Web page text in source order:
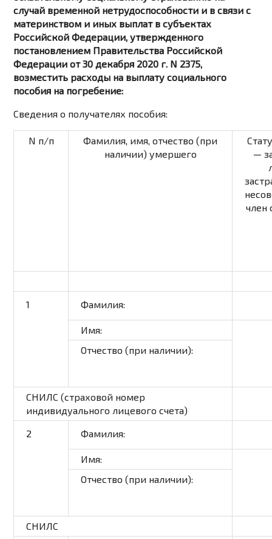
случай временной нетрудоспособности и в связи с
материнством и иных выплат в субъектах
Российской Федерации, утвержденного
постановлением Правительства Российской
Федерации от 30 декабря 2020 г. N 2375,
возместить расходы на выплату социального
пособия на погребение:
Сведения о получателях пособия:
N п/п
Фамилия, имя, отчество (при
наличии) умершего
—
член
1 Фамилия:
Имя:
Отчество (при наличии):
СНИЛС (страховой номер
индивидуального лицевого счета)
2
Фамилия:
Имя:
Отчество (при наличии):
СНИЛС